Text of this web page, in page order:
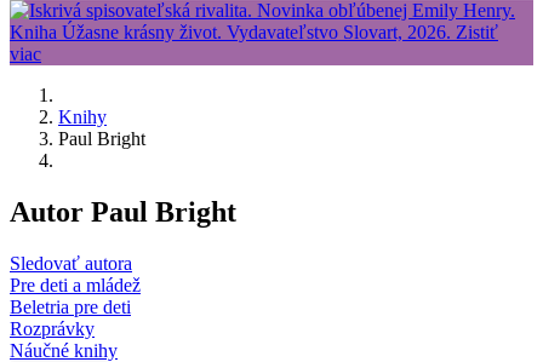
Knihy
Paul Bright
Autor Paul Bright
Sledovať autora
Pre deti a mládež
Beletria pre deti
Rozprávky
Náučné knihy